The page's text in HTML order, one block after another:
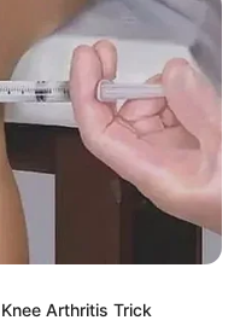
Arthritis Trick